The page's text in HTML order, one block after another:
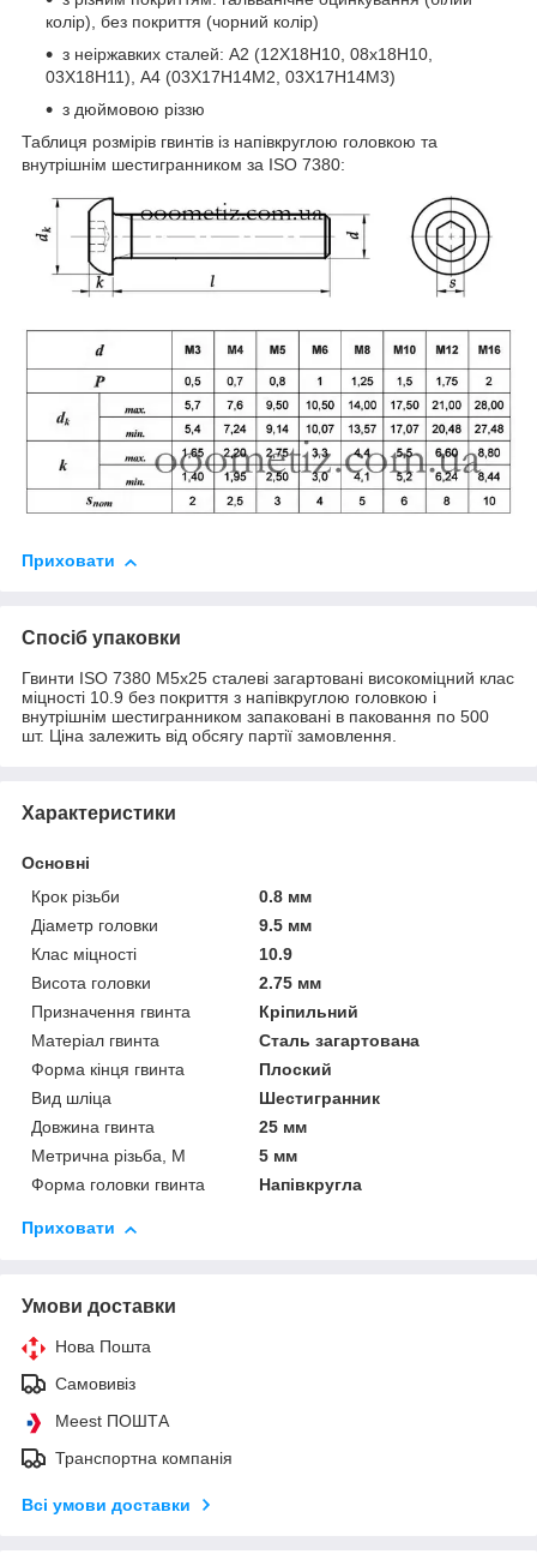
колір), без покриття (чорний колір)
з неіржавких сталей: А2 (12Х18Н10, 08х18Н10,
03Х18Н11), А4 (03Х17Н14М2, 03Х17Н14М3)
з дюймовою різзю
Таблиця розмірів гвинтів із напівкруглою головкою та
внутрішнім шестигранником за ISO 7380:
Приховати
Спосіб упаковки
Гвинти ISO 7380 М5х25 сталеві загартовані високоміцний клас
міцності 10.9 без покриття з напівкруглою головкою і
внутрішнім шестигранником запаковані в паковання по 500
шт. Ціна залежить від обсягу партії замовлення.
Характеристики
Основні
Крок різьби
0.8 мм
Діаметр головки
9.5 мм
Клас міцності
10.9
Висота головки
2.75 мм
Призначення гвинта
Кріпильний
Матеріал гвинта
Сталь загартована
Форма кінця гвинта
Плоский
Вид шліца
Шестигранник
Довжина гвинта
25 мм
Метрична різьба, М
5 мм
Форма головки гвинта
Напівкругла
Приховати
Умови доставки
Нова Пошта
Самовивіз
Meest ПОШТА
Транспортна компанія
Всі умови доставки